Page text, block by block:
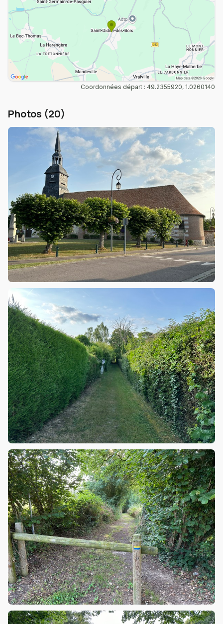
Coordonnées départ : 49.2355920, 1.0260140
Photos (20)